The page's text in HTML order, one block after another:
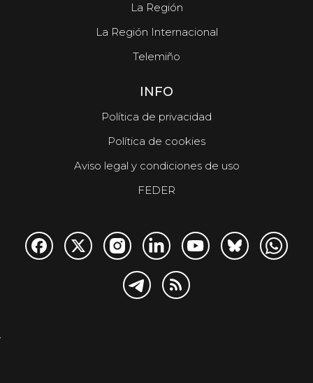
La Región
La Región Internacional
Telemiño
INFO
Política de privacidad
Política de cookies
Aviso legal y condiciones de uso
FEDER